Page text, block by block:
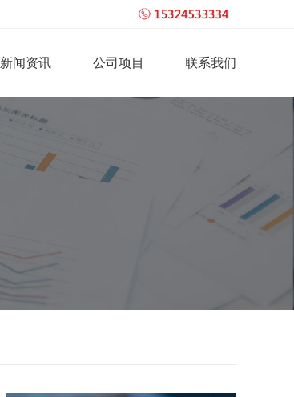
新闻资讯 公司项目 联系我们